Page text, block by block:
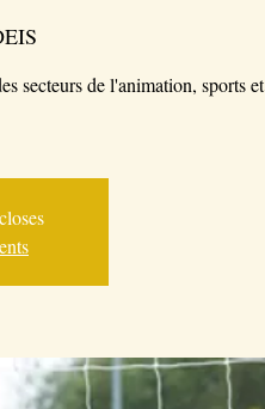
secteurs de l'animation, sports et